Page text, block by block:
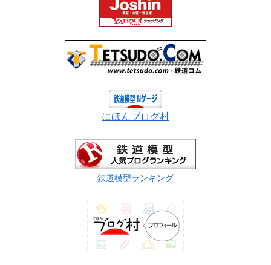
にほんブログ村
鉄道模型ランキング